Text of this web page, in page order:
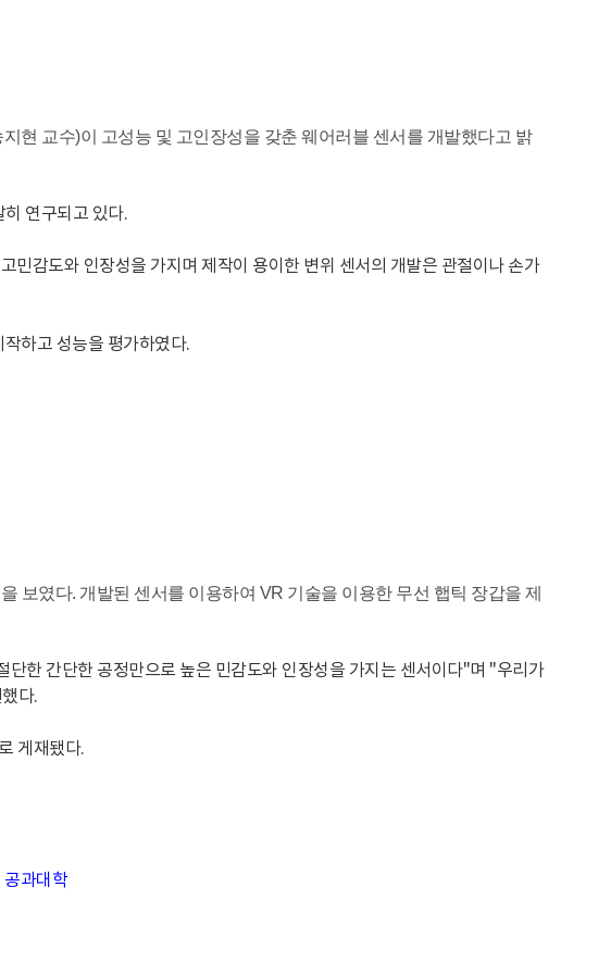
현 교수)이 고성능 및 고인장성을 갖춘 웨어러블 센서를 개발했다고 밝
연구되고 있다.
민감도와 인장성을 가지며 제작이 용이한 변위 센서의 개발은 관절이나 손가
하고 성능을 평가하였다.
보였다. 개발된 센서를 이용하여 VR 기술을 이용한 무선 햅틱 장갑을 제
한 간단한 공정만으로 높은 민감도와 인장성을 가지는 센서이다"며 "우리가
다.
게재됐다.
공과대학